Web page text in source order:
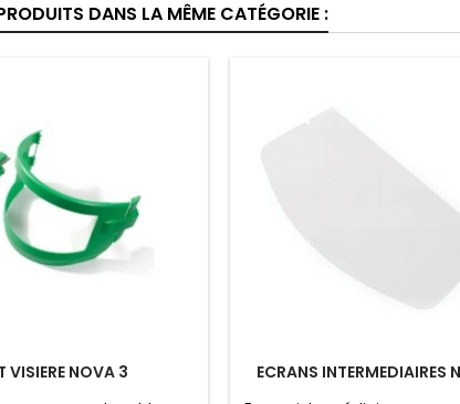
DANS LA MÊME CATÉGORIE :
VISIERE NOVA 3 ECRANS INTERMEDIAIRES